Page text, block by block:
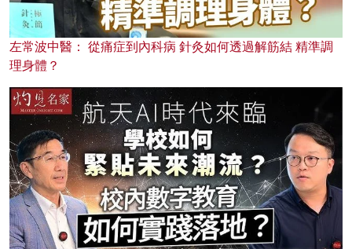
左常波中醫： 從痛症到內科病 針灸如何透過解筋結 精準調
理身體？